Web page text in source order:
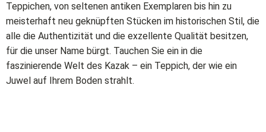
Teppichen, von seltenen antiken Exemplaren bis hin zu
meisterhaft neu geknüpften Stücken im historischen Stil, die
alle die Authentizität und die exzellente Qualität besitzen,
für die unser Name bürgt. Tauchen Sie ein in die
faszinierende Welt des Kazak – ein Teppich, der wie ein
Juwel auf Ihrem Boden strahlt.